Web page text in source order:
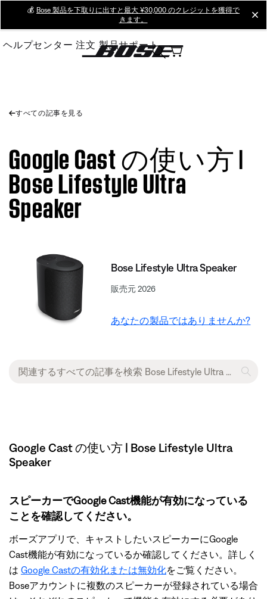
Main
💰 Bose 製品を下取りに出すと最大 ¥30,000 のクレジットを獲得で
きます。
ヘルプセンター 注文 製品サポート
すべての記事を見る
Google Cast の使い方 |
Bose Lifestyle Ultra
Speaker
Bose Lifestyle Ultra Speaker
販売元 2026
あなたの製品ではありませんか?
Google Cast の使い方 | Bose Lifestyle Ultra
Speaker
スピーカーでGoogle Cast機能が有効になっている
ことを確認してください。
ボーズアプリで、キャストしたいスピーカーにGoogle
Cast機能が有効になっているか確認してください。詳しく
は Google Castの有効化または無効化をご覧ください。
Boseアカウントに複数のスピーカーが登録されている場合